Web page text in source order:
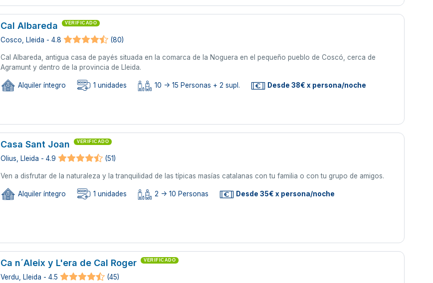
Cal Albareda VERIFICADO
Cosco, Lleida - 4.8 (80)
Cal Albareda, antigua casa de payés situada en la comarca de la Noguera en el pequeño pueblo de Coscó, cerca de
Agramunt y dentro de la provincia de Lleida.
Alquiler íntegro 1 unidades 10 -> 15 Personas + 2 supl. Desde 38€ x persona/noche
Casa Sant Joan VERIFICADO
Olius, Lleida - 4.9 (51)
Ven a disfrutar de la naturaleza y la tranquilidad de las típicas masías catalanas con tu familia o con tu grupo de amigos.
Alquiler íntegro 1 unidades 2 -> 10 Personas Desde 35€ x persona/noche
Ca n´Aleix y L'era de Cal Roger VERIFICADO
Verdu, Lleida - 4.5 (45)